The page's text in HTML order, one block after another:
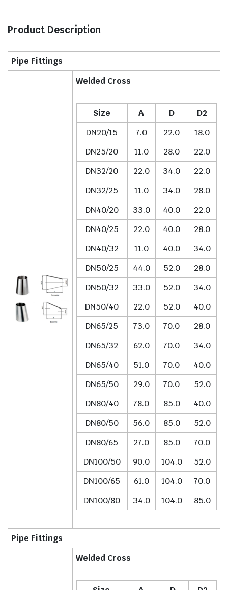
Product Description
Pipe Fittings
Welded Cross
Size A D
D2
DN20/15
7.0 22.0
18.0
DN25/20
11.0 28.0
22.0
DN32/20
22.0 34.0
22.0
DN32/25
11.0 34.0
28.0
DN40/20
33.0 40.0
22.0
DN40/25
22.0 40.0
28.0
DN40/32
11.0 40.0
34.0
DN50/25
44.0 52.0
28.0
DN50/32
33.0 52.0
34.0
DN50/40
22.0 52.0
40.0
DN65/25
73.0 70.0
28.0
DN65/32
62.0 70.0
34.0
DN65/40
51.0 70.0
40.0
DN65/50
29.0 70.0
52.0
DN80/40
78.0 85.0
40.0
DN80/50
56.0 85.0
52.0
DN80/65
27.0 85.0
70.0
DN100/50
90.0 104.0
52.0
DN100/65
61.0 104.0
70.0
DN100/80
34.0 104.0 85.0
Pipe Fittings
Welded Cross